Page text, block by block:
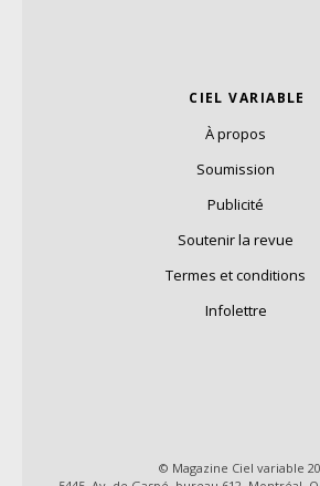
CIEL VARIABLE
À propos
Soumission
Publicité
Soutenir la revue
Termes et conditions
Infolettre
© Magazine Ciel variable